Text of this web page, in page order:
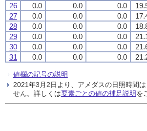
26
0.0 0.0 0.0
27
0.0 0.0 0.0
28
0.0 0.0 0.0
29
0.0 0.0 0.0
30
0.0 0.0 0.0
31
0.0 0.0 0.0
値欄の記号の説明
2021年3月2日より、アメダスの日照時間
せん。詳しくは要素ごとの値の補足説明を